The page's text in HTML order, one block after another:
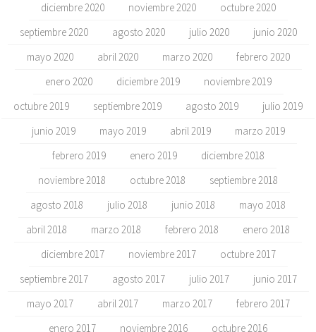
diciembre 2020
noviembre 2020
octubre 2020
septiembre 2020
agosto 2020 julio 2020
junio 2020
mayo 2020
abril 2020 marzo 2020
febrero 2020
enero 2020
diciembre 2019
noviembre 2019
octubre 2019
septiembre 2019 agosto 2019
julio 2019
junio 2019
mayo 2019 abril 2019
marzo 2019
febrero 2019
enero 2019
diciembre 2018
noviembre 2018
octubre 2018
septiembre 2018
agosto 2018
julio 2018 junio 2018
mayo 2018
abril 2018
marzo 2018 febrero 2018
enero 2018
diciembre 2017
noviembre 2017
octubre 2017
septiembre 2017
agosto 2017 julio 2017
junio 2017
mayo 2017
abril 2017 marzo 2017
febrero 2017
enero 2017
noviembre 2016 octubre 2016